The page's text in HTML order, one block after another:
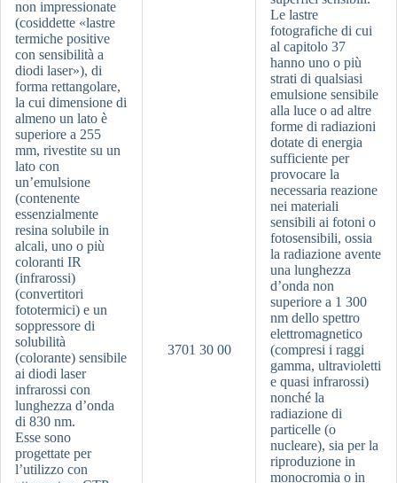
non impressionate
(cosiddette «lastre
termiche positive
con sensibilità a
diodi laser»), di
forma rettangolare,
la cui dimensione di
almeno un lato è
superiore a 255
mm, rivestite su un
lato con
un’emulsione
(contenente
essenzialmente
resina solubile in
alcali, uno o più
coloranti IR
(infrarossi)
(convertitori
fototermici) e un
soppressore di
solubilità
(colorante) sensibile
ai diodi laser
infrarossi con
lunghezza d’onda
di 830 nm.
Esse sono
progettate per
l’utilizzo con
3701 30 00
Le lastre
fotografiche di cui
al capitolo 37
hanno uno o più
strati di qualsiasi
emulsione sensibile
alla luce o ad altre
forme di radiazioni
dotate di energia
sufficiente per
provocare la
necessaria reazione
nei materiali
sensibili ai fotoni o
fotosensibili, ossia
la radiazione avente
una lunghezza
d’onda non
superiore a 1 300
nm dello spettro
elettromagnetico
(compresi i raggi
gamma, ultravioletti
e quasi infrarossi)
nonché la
radiazione di
particelle (o
nucleare), sia per la
riproduzione in
monocromia o in